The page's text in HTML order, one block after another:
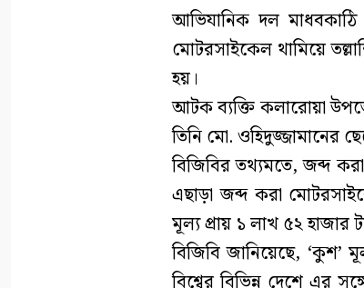
আভিযানিক দল
মোটরসাইকেল থামিয়ে
হয়।
আটক ব্যক্তি কলারোয়া
তিনি মো. ওহিদুজ্জামানের
বিজিবির তথ্যমতে, জব্দ
এছাড়া জব্দ করা
মূল্য প্রায় ১ লাখ ৫২ হাজার
বিজিবি জানিয়েছে, ‘কুশ’